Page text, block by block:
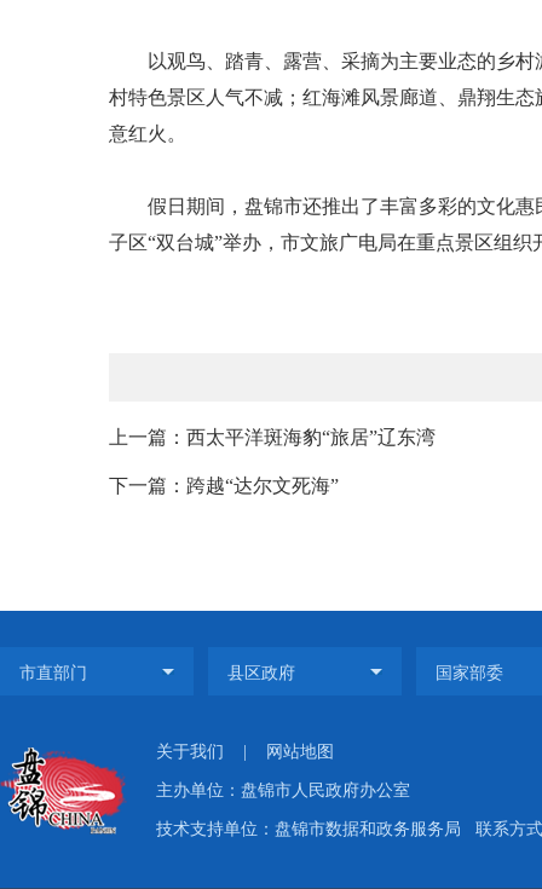
以观鸟、踏青、露营、采摘为主要业态的乡村
村特色景区人气不减；红海滩风景廊道、鼎翔生
意红火。
假日期间，盘锦市还推出了丰富多彩的文化惠
子区“双台城”举办，市文旅广电局在重点景区组
上一篇：西太平洋斑海豹“旅居”辽东湾
下一篇：跨越“达尔文死海”
关于我们 网站地图
主办单位：盘锦市人民政府办公室
技术支持单位：盘锦市数据和政务服务局 联系方